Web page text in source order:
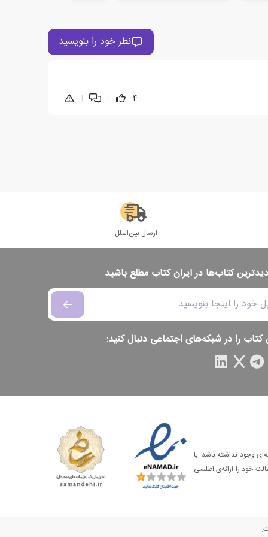
نظر خود را بنویسید
4
|
|
ارسال بین‌الملل
کتاب‌ها در ایران کتاب مطلع باشید
کتاب را در شبکه‌های اجتماعی دنبال کنید:
وجود نداشته باشد. با
خود را ارائه‌ی اطلسی